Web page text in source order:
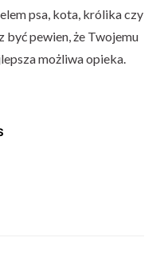
psa, kota, królika czy
być pewien, że Twojemu
możliwa opieka.